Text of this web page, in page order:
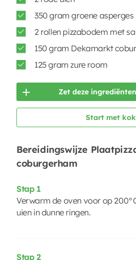
350 gram groene asperges
2 rollen pizzabodem met
150 gram Dekamarkt
125 gram zure room
Zet deze
Start met
Bereidingswijze
coburgerham
Stap 1
Verwarm de oven voor op
uien in dunne ringen.
Stap 2